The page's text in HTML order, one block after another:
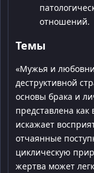
отношений.
Темы
«Мужья и
деструктивной
основы брака и
представлена
искажает
отчаянные
циклическую
жертва может